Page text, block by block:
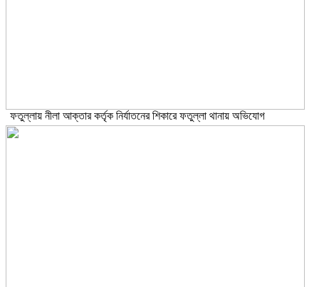
ফতুল্লায় নীলা আক্তার কর্তৃক নির্যাতনের শিকারে ফতুল্লা থানায় অভিযোগ